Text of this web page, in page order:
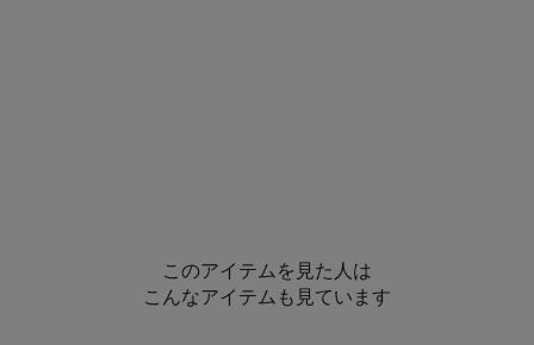
このアイテムを見た人は
こんなアイテムも見ています